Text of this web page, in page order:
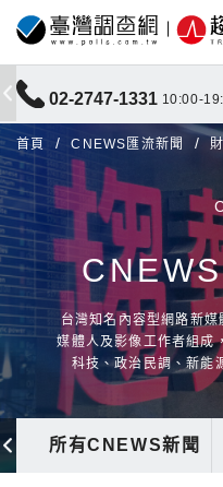
02-2747-1331 10:00-
首頁 CNEWS匯流新聞
台灣知名內容型網路新
媒體人及影像工作者組成
科技、政治民調、新能
所有CNEWS新聞